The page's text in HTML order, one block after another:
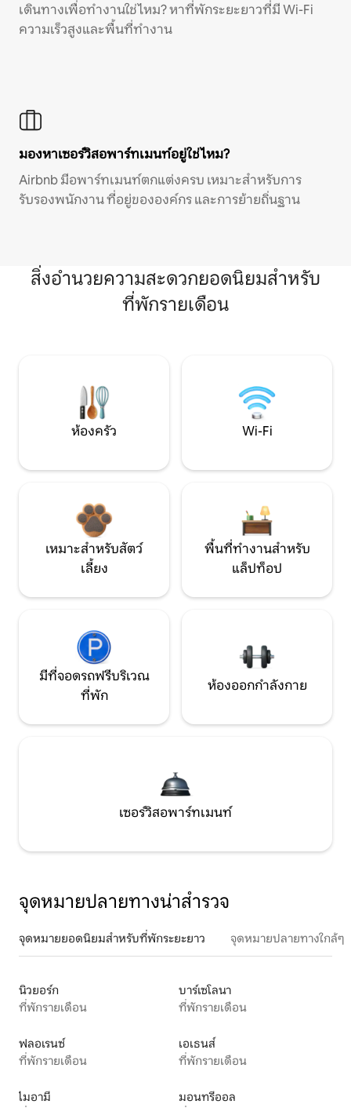
เดินทางเพื่อทำงานใช่ไหม? หาที่พักระยะยาวที่มี Wi-Fi
ความเร็วสูงและพื้นที่ทำงาน
มองหาเซอร์วิสอพาร์ทเมนท์อยู่ใช่ไหม?
Airbnb มีอพาร์ทเมนท์ตกแต่งครบ เหมาะสำหรับการ
รับรองพนักงาน ที่อยู่ขององค์กร และการย้ายถิ่นฐาน
สิ่งอำนวยความสะดวกยอดนิยมสำหรับ
ที่พักรายเดือน
ห้องครัว Wi-Fi
เหมาะสำหรับสัตว์
เลี้ยง
พื้นที่ทำงานสำหรับ
แล็ปท็อป
มีที่จอดรถฟรีบริเวณ
ที่พัก
ห้องออกกำลังกาย
เซอร์วิสอพาร์ทเมนท์
จุดหมายปลายทางน่าสำรวจ
จุดหมายยอดนิยมสำหรับที่พักระยะยาว จุดหมายปลายทางใกล้ๆ
นิวยอร์ก
ที่พักรายเดือน
บาร์เซโลนา
ที่พักรายเดือน
ฟลอเรนซ์
ที่พักรายเดือน
เอเธนส์
ที่พักรายเดือน
ไมอามี
มอนทรีออล